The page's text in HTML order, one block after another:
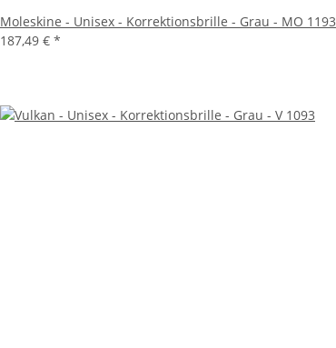
Moleskine - Unisex - Korrektionsbrille - Grau - MO 1193
187,49 € *